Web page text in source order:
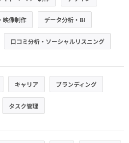
映像制作 データ分析・BI
口コミ分析・ソーシャルリスニング
キャリア ブランディング
タスク管理